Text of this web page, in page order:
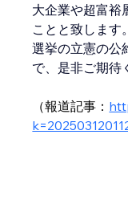
大企業や超富裕
ことと致します
選挙の立憲の公
で、是非ご期待
（報道記事：